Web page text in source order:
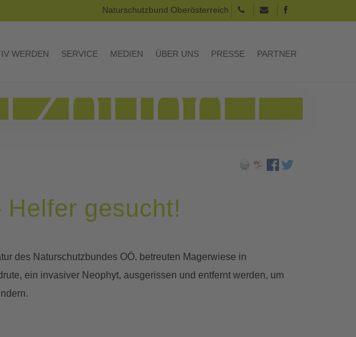
Naturschutzbund Oberösterreich
WERDEN SERVICE MEDIEN ÜBER UNS PRESSE PARTNER
gesucht!
des Naturschutzbundes OÖ. betreuten Magerwiese in
ein invasiver Neophyt, ausgerissen und entfernt werden, um